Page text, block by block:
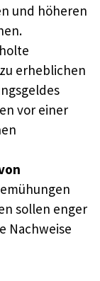
und höheren
erheblichen
vor einer
sollen enger
Nachweise